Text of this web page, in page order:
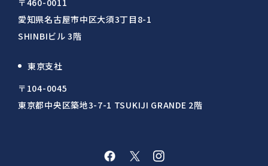
愛知県名古屋市中区大須3丁目8-1
SHINBIビル 3階
東京支社
〒104-0045
東京都中央区築地3-7-1 TSUKIJI GRANDE 2階